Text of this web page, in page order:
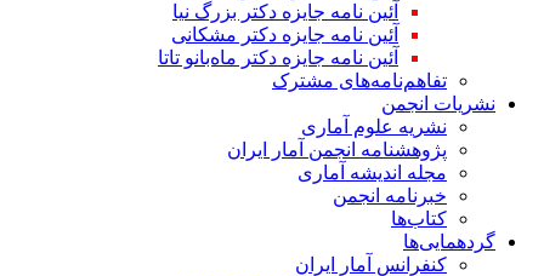
آئین نامه جایزه دکتر بزرگ نیا
آئین نامه جایزه دکتر مشکانی
آئین نامه جایزه دکتر ماه‌بانو تاتا
تفاهم‌نامه‌های مشترک
نشریات انجمن
نشریه علوم آماری
پژوهشنامه انجمن آمار ایران
مجله اندیشه آماری
خبرنامه انجمن
کتاب‌ها
گردهمایی‌ها
کنفرانس آمار ایران